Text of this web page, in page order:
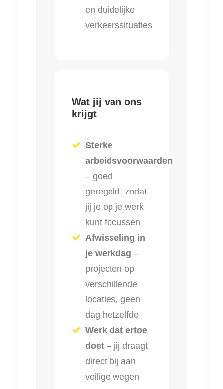
en duidelijke
verkeerssituaties
Wat jij van ons
krijgt
Sterke
arbeidsvoorwaarden
– goed
geregeld, zodat
jij je op je werk
kunt focussen
Afwisseling in
je werkdag –
projecten op
verschillende
locaties, geen
dag hetzelfde
Werk dat ertoe
doet – jij draagt
direct bij aan
veilige wegen